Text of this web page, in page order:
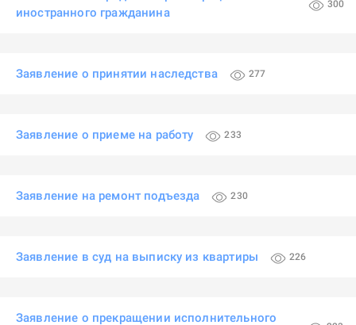
иностранного гражданина
300
Заявление о принятии наследства 277
Заявление о приеме на работу 233
Заявление на ремонт подъезда 230
Заявление в суд на выписку из квартиры 226
Заявление о прекращении исполнительного